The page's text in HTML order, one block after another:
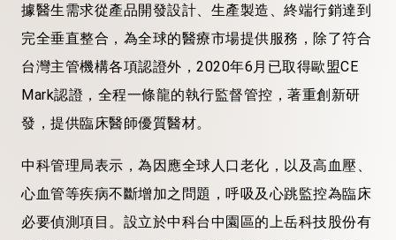
據醫生需求從產品開發設計、生產製造、終端行銷達到
完全垂直整合，為全球的醫療市場提供服務，除了符合
台灣主管機構各項認證外，2020年6月已取得歐盟CE
Mark認證，全程一條龍的執行監督管控，著重創新研
發，提供臨床醫師優質醫材。
中科管理局表示，為因應全球人口老化，以及高血壓、
心血管等疾病不斷增加之問題，呼吸及心跳監控為臨床
必要偵測項目。設立於中科台中園區的上岳科技股份有